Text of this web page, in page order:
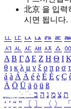
北京 을 입력
시면 됩니다.
ㅥ ㅦ ㅧ ㅨ ㅩ ㅪ ㅫ
ㅺ ㅻ ㅼ ㅽ ㅾ ㅿ ㆀ
Α Β ΓΔ Ε Ζ Η Θ Ι
θ ι κ λ μ ν ξ ο π ρ σ τ
á à Á À é è É È ç Ç
Ä Ö Ü ä ö ü ß
ִֶֹ ֻּ ׁׂ ת צ מ נ ה ב
‘ ’ “ ” 〔 〕 〈 〉 「